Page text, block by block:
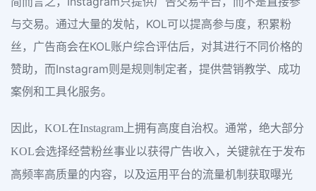
与交易。通过大量的发帖，KOL可以提高参与度，积累粉
丝，广告商会在KOL账户综合评估后，对其进行不同价格的
赞助，而Instagram则是规则制定者，提供营销教学、成功
案例和工具化服务。
因此，KOL在Instagram上拥有高度自治权。通常，绝大部分
KOL会选择经营粉丝事业以获得广告收入，关键就在于发布
高频率高质量的内容，以及运用平台的流量机制获取曝光